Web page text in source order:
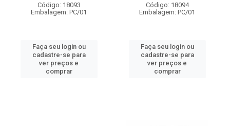
Código: 18093
Embalagem: PC/01
Faça seu login ou
cadastre-se para
ver preços e
comprar
Código: 18094
Embalagem: PC/01
Faça seu login ou
cadastre-se para
ver preços e
comprar